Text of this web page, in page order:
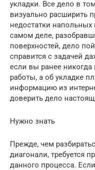
укладки. Все дело в
визуально расширить
недостатки
самом деле,
поверхностей, дело
справится с задачей
если вы ранее
работы, а об укладке
информацию из
доверить дело
Нужно знать
Прежде, чем
диагонали, требуется
данного процесса.